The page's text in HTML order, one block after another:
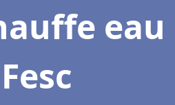
eau